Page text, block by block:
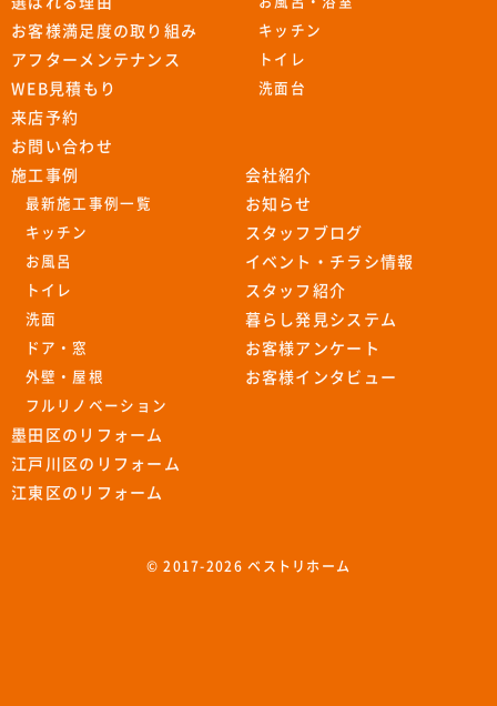
お客様満足度の取り組み
アフターメンテナンス
WEB見積もり
来店予約
お問い合わせ
キッチン
トイレ
洗面台
施工事例
最新施工事例一覧
キッチン
お風呂
トイレ
洗面
ドア・窓
外壁・屋根
フルリノベーション
会社紹介
お知らせ
スタッフブログ
イベント・チラシ情報
スタッフ紹介
暮らし発見システム
お客様アンケート
お客様インタビュー
墨田区のリフォーム
江戸川区のリフォーム
江東区のリフォーム
© 2017-2026 ベストリホーム